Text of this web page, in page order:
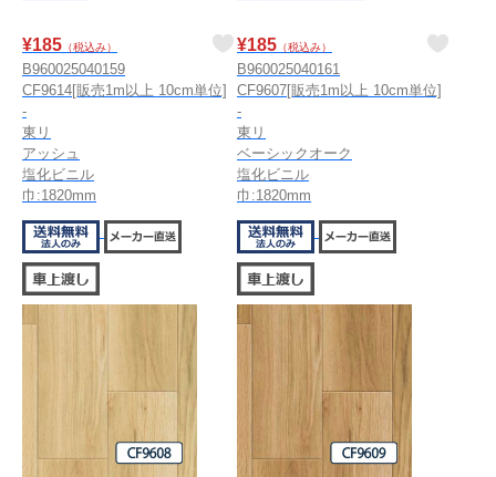
¥185 （税込み）
B960025040159
CF9614[販売1m以上 10cm単位]
-
東リ
アッシュ
塩化ビニル
巾:1820mm
¥185 （税込み）
B960025040161
CF9607[販売1m以上 10cm単位]
-
東リ
ベーシックオーク
塩化ビニル
巾:1820mm